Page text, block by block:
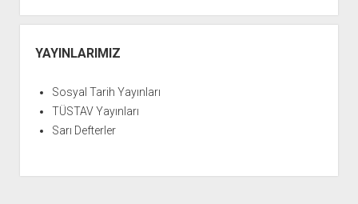
YAYINLARIMIZ
Sosyal Tarih Yayınları
TÜSTAV Yayınları
Sarı Defterler